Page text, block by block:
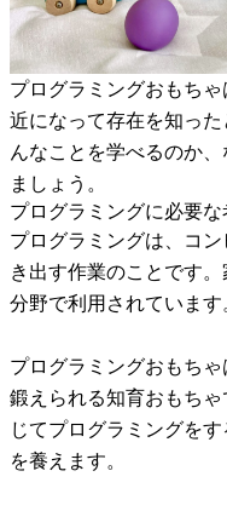
プログラミングおもち
近になって存在を知っ
んなことを学べるのか
ましょう。
プログラミングに必要
プログラミングは、コ
き出す作業のことです
分野で利用されています
プログラミングおもち
鍛えられる知育おもち
じてプログラミングを
を養えます。